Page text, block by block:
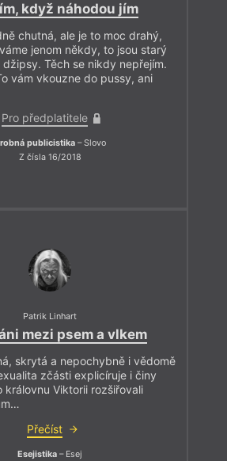
když náhodou jím
chutná, ale je to moc drahý,
jenom někdy, to jsou starý
Těch se nikdy nepřejím.
vám vkouzne do pussy, ani
Pro předplatitele
publicistika – Slovo
Z čísla 16/2018
Patrik Linhart
mezi psem a vlkem
skrytá a nepochybně i vědomě
zčásti explicíruje i činy
královnu Viktorii rozšiřovali
Přečíst
Esejistika – Esej